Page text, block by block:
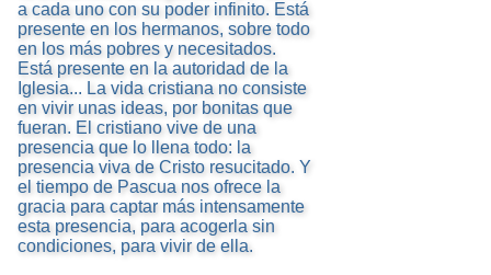
a cada uno con su poder infinito. Está
presente en los hermanos, sobre todo
en los más pobres y necesitados.
Está presente en la autoridad de la
Iglesia... La vida cristiana no consiste
en vivir unas ideas, por bonitas que
fueran. El cristiano vive de una
presencia que lo llena todo: la
presencia viva de Cristo resucitado. Y
el tiempo de Pascua nos ofrece la
gracia para captar más intensamente
esta presencia, para acogerla sin
condiciones, para vivir de ella.